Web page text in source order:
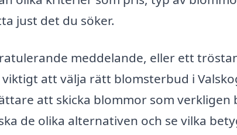
just det du söker.
meddelande, eller ett
att välja rätt blomsterbud i
att skicka blommor som verkligen
de olika alternativen och se vilka